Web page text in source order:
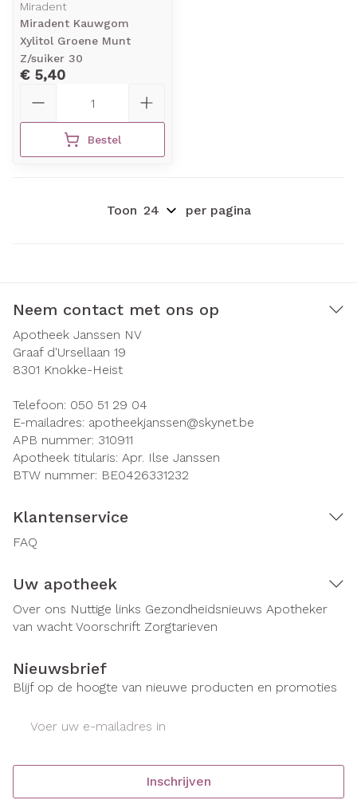
Miradent
Miradent Kauwgom
Xylitol Groene Munt
Z/suiker 30
€ 5,40
Bestel
Toon per pagina
Neem contact met ons op
Apotheek Janssen NV
Graaf d'Ursellaan 19
8301 Knokke-Heist
Telefoon: 050 51 29 04
E-mailadres: apotheekjanssen@skynet.be
APB nummer: 310911
Apotheek titularis: Apr. Ilse Janssen
BTW nummer: BE0426331232
Klantenservice
FAQ
Uw apotheek
Over ons Nuttige links Gezondheidsnieuws Apotheker
van wacht Voorschrift Zorgtarieven
Nieuwsbrief
Blijf op de hoogte van nieuwe producten en promoties
Inschrijven